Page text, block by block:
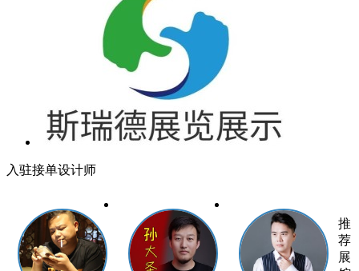
入驻接单设计师
推
荐
展